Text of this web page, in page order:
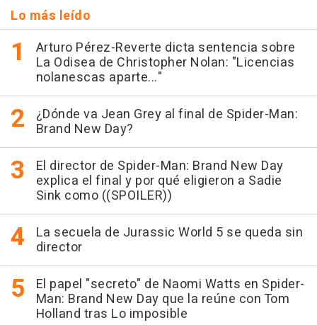
Lo más leído
Arturo Pérez-Reverte dicta sentencia sobre
La Odisea de Christopher Nolan: "Licencias
nolanescas aparte..."
¿Dónde va Jean Grey al final de Spider-Man:
Brand New Day?
El director de Spider-Man: Brand New Day
explica el final y por qué eligieron a Sadie
Sink como ((SPOILER))
La secuela de Jurassic World 5 se queda sin
director
El papel "secreto" de Naomi Watts en Spider-
Man: Brand New Day que la reúne con Tom
Holland tras Lo imposible